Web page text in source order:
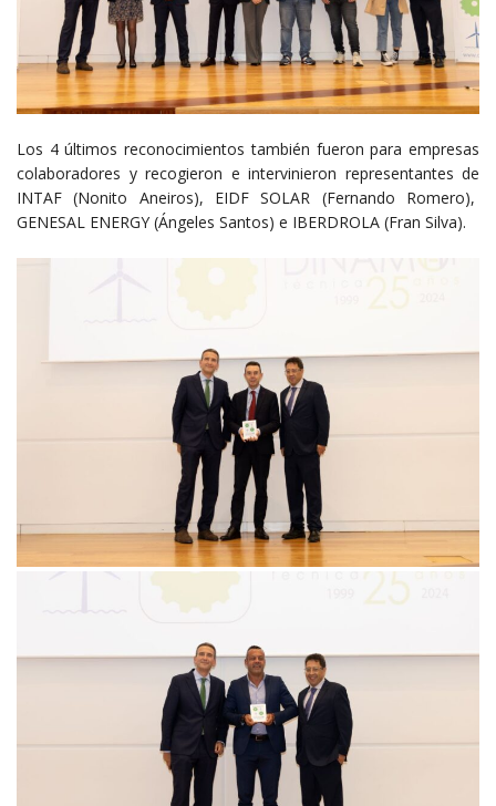
Los 4 últimos reconocimientos también fueron para empresas
colaboradores y recogieron e intervinieron representantes de
INTAF (Nonito Aneiros), EIDF SOLAR (Fernando Romero),
GENESAL ENERGY (Ángeles Santos) e IBERDROLA (Fran Silva).